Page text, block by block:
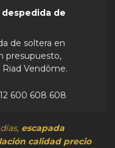
de
de soltera en
presupuesto,
Vendôme.
600 608 608
escapada
calidad precio